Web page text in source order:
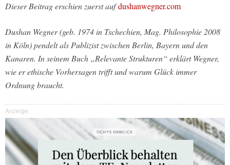
Dieser Beitrag erschien zuerst aufdushanwegner.com
Dushan Wegner (geb. 1974 in Tschechien, Mag. Philosophie 2008
in Köln) pendelt als Publizist zwischen Berlin, Bayern und den
Kanaren. In seinem Buch „Relevante Strukturen“ erklärt Wegner,
wie er ethische Vorhersagen trifft und warum Glück immer
Ordnung braucht.
Anzeige